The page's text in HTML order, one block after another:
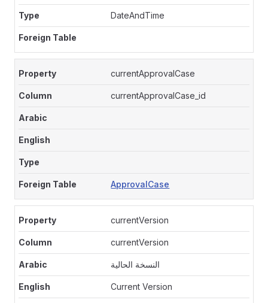
DateAndTime
currentApprovalCase
currentApprovalCase_id
ApprovalCase
currentVersion
currentVersion
النسخة الحالية
Current Version